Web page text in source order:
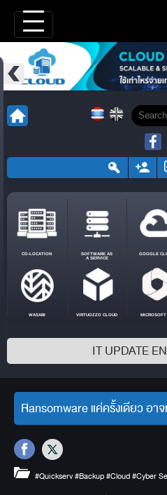
CO-LOCATION
SOFTWARE AS
A SERVICE
GOOGLE
WASABI VIRTUOZZO CLOUD MICROSOFT
IT UPDATE
Ransomware แค่ครั้งเดียว อ
#Quickserv#Backup#Cloud#Cyber